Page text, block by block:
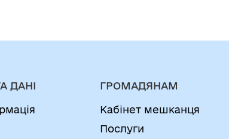
ДАНІ ГРОМАДЯНАМ
Кабінет мешканця
Послуги